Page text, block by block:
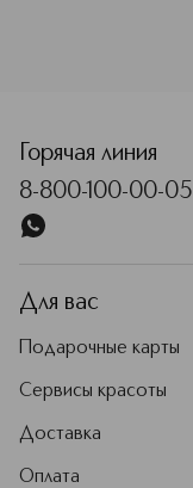
Горячая линия
8-800-100-00-05
Для вас
Подарочные карты
Сервисы красоты
Доставка
Оплата